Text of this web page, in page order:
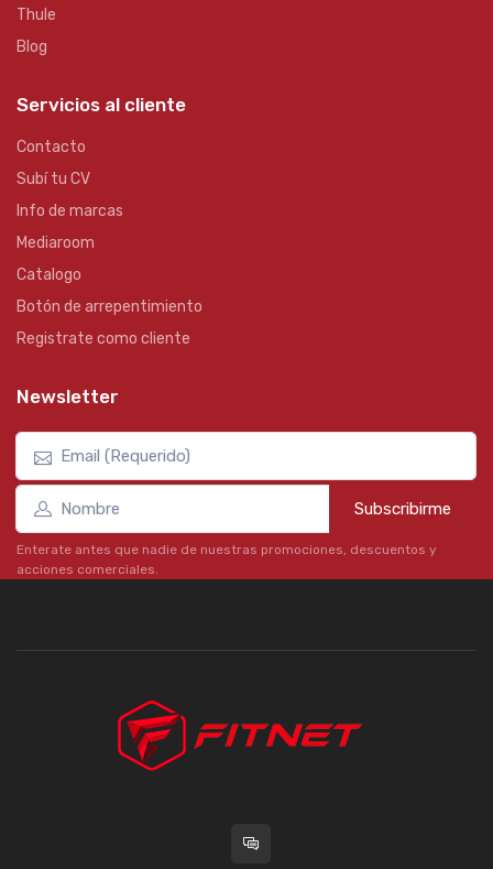
Thule
Blog
Servicios al cliente
Contacto
Subí tu CV
Info de marcas
Mediaroom
Catalogo
Botón de arrepentimiento
Registrate como cliente
Newsletter
Subscribirme
Enterate antes que nadie de nuestras promociones, descuentos y
acciones comerciales.